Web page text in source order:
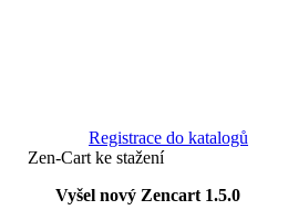
Registrace do katalogů
Zen-Cart ke stažení
Vyšel nový Zencart 1.5.0